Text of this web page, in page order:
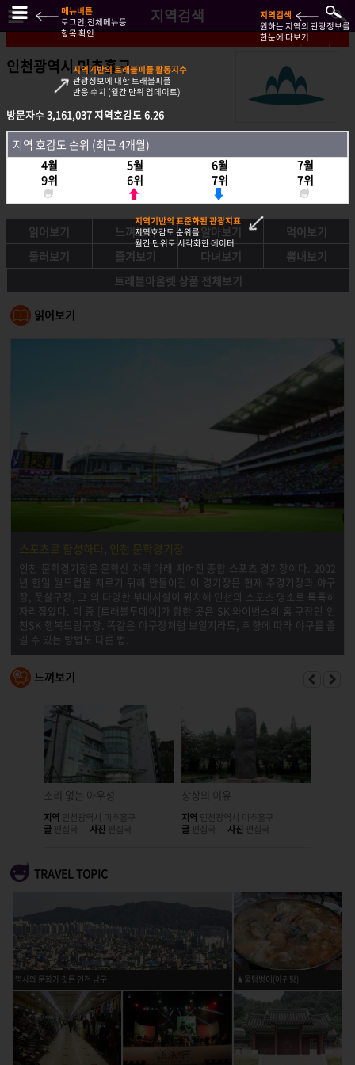
지역검색
인천광역시 미추홀구
방문자수3,161,037지역호감도 6.26
지역호감도 순위 (최근 4개월)
4월
9위
5월
6위
6월
7위
7월
7위
읽어보기 느껴보기 알아보기
먹어보기
둘러보기
즐겨보기 다녀보기
뽐내보기
트래블아울렛 상품 전체보기
읽어보기
스포츠로 함성하다, 인천 문학경기장
인천 문학경기장은 문학산 자락 아래 지어진 종합 스포츠 경기장이다. 2002
년 한일 월드컵을 치르기 위해 만들어진 이 경기장은 현재 주경기장과 야구
장, 풋살구장, 그 외 다양한 부대시설이 위치해 인천의 스포츠 명소로 톡톡히
자리잡았다. 이 중 [트래블투데이]가 향한 곳은 SK 와이번스의 홈 구장인 인
천SK 행복드림구장. 똑같은 야구장처럼 보일지라도, 취향에 따라 야구를 즐
길 수 있는 방법도 다른 법.
느껴보기
소리 없는 아우성
지역 인천광역시 미추홀구
글 편집국 사진 편집국
상상의 이유
지역 인천광역시 미추홀구
글 편집국 사진 편집국
TRAVEL TOPIC
역사와 문화가 깃든 인천 남구 ★물텀벙이(아귀탕)
방문자수3,161,037지역호감도 6.26
지역 호감도 순위 (최근 4개월)
4월
9위
5월
6위
6월
7위
7월
7위
메뉴버튼
로그인,전체메뉴등
항목 확인
지역검색
원하는 지역의 관광정보를
한눈에 다보기
지역기반의 트래블피플 활동지수
관광정보에 대한 트래블피플
반응 수치 (월간 단위 업데이트)
지역기반의 표준화된 관광지표
지역호감도 순위를
월간 단위로 시각화한 데이터